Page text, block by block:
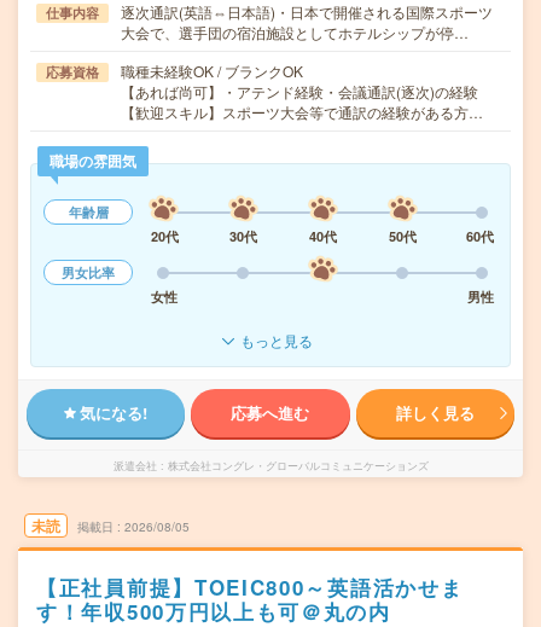
仕事内容
逐次通訳(英語⇔日本語)・日本で開催される国際スポーツ
大会で、選手団の宿泊施設としてホテルシップが停…
応募資格
職種未経験OK / ブランクOK
【あれば尚可】・アテンド経験・会議通訳(逐次)の経験
【歓迎スキル】スポーツ大会等で通訳の経験がある方…
職場の雰囲気
年齢層
20代
30代 40代 50代
60代
男女比率
女性
男性
もっと見る
気になる! 応募へ進む 詳しく見る
派遣会社 株式会社コングレ・グローバルコミュニケーションズ
未読 掲載日 2026/08/05
【正社員前提】TOEIC800～英語活かせま
す！年収500万円以上も可＠丸の内